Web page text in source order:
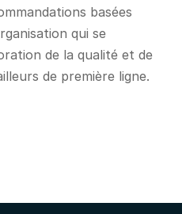
basées
qui se
de la qualité et de
de première ligne.